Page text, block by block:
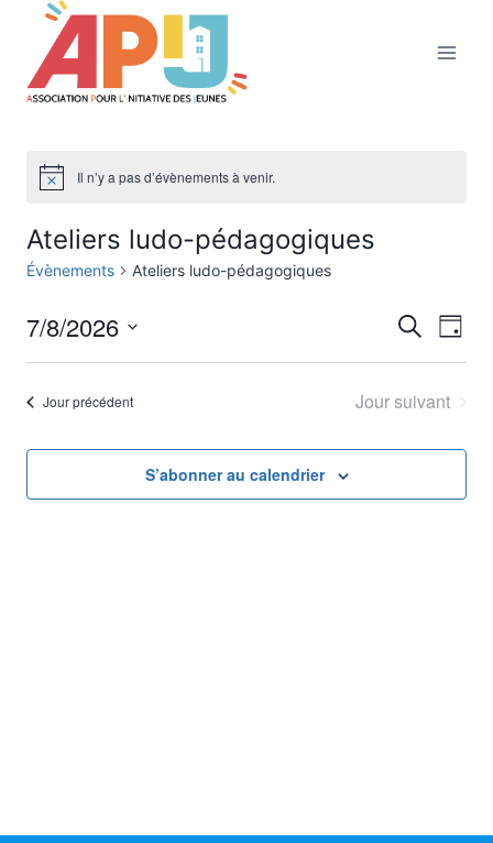
contenu
Notice Il n’y a pas d’évènements à venir.
Ateliers ludo-pédagogiques
Évènements Ateliers ludo-pédagogiques
Recherche
de
Jour
7/8/2026
Sélectionnez
Jour précédent Jour suivant
S’abonner au calendrier